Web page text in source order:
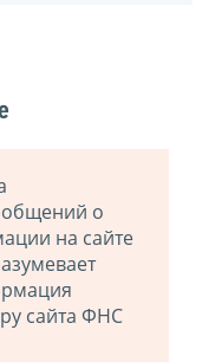
о
на сайте
сайта ФНС